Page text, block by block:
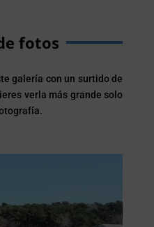
fotos
galería con un surtido de
verla más grande solo